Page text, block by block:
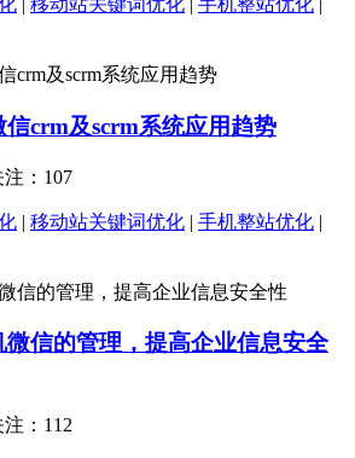
| 移动站关键词优化 | 手机整站优化 |
crm及scrm系统应用趋势
注：107
| 移动站关键词优化 | 手机整站优化 |
信的管理，提高企业信息安全
注：112